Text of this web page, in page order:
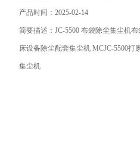
产品时间：2025-02-14
简要描述：JC-5500 布袋除尘集尘机
床设备除尘配套集尘机 MCJC-5500打
集尘机